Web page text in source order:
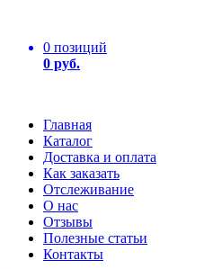
0 позиций
0 руб.
Главная
Каталог
Доставка и оплата
Как заказать
Отслеживание
О нас
Отзывы
Полезные статьи
Контакты